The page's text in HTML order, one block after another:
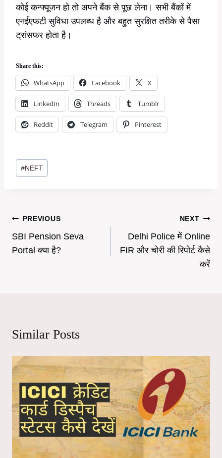
कोई कन्फ्यूजन हो तो अपने बैंक से पूछ लेना। सभी बैंकों में
एनईएफटी सुविधा उपलब्ध है और बहुत सुरक्षित तरीके से पैसा
ट्रांसफर होता है।
Share this:
WhatsApp Facebook X
LinkedIn Threads Tumblr
Reddit Telegram Pinterest
Post
Tags:
#NEFT
Post
navigation
PREVIOUS
SBI Pension Seva
Portal क्या है?
NEXT
Delhi Police में Online
FIR और चोरी की रिपोर्ट कैसे
करें
Similar Posts